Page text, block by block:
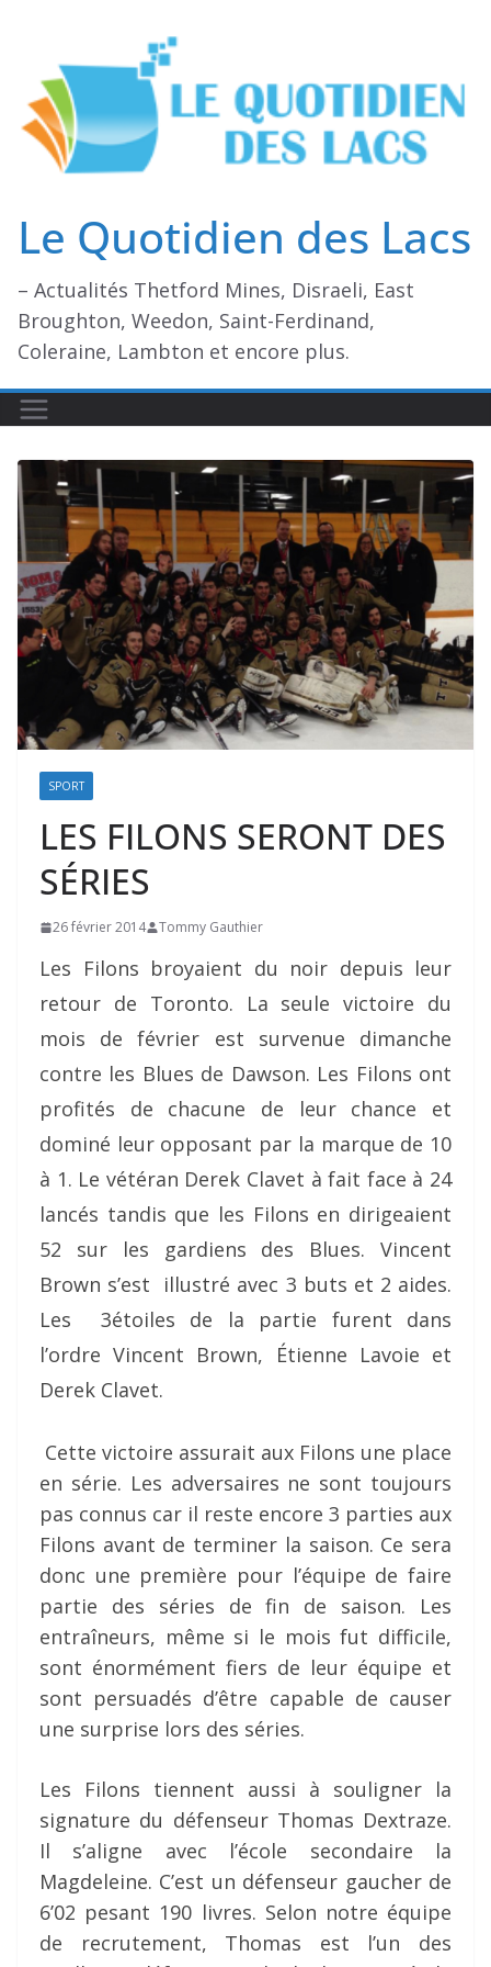
contenu
Le Quotidien des Lacs
– Actualités Thetford Mines, Disraeli, East
Broughton, Weedon, Saint-Ferdinand,
Coleraine, Lambton et encore plus.
SPORT
LES FILONS SERONT DES
SÉRIES
26 février 2014 Tommy Gauthier
Les Filons broyaient du noir depuis leur
retour de Toronto. La seule victoire du
mois de février est survenue dimanche
contre les Blues de Dawson. Les Filons ont
profités de chacune de leur chance et
dominé leur opposant par la marque de 10
à 1. Le vétéran Derek Clavet à fait face à 24
lancés tandis que les Filons en dirigeaient
52 sur les gardiens des Blues. Vincent
Brown s’est illustré avec 3 buts et 2 aides.
Les 3étoiles de la partie furent dans
l’ordre Vincent Brown, Étienne Lavoie et
Derek Clavet.
Cette victoire assurait aux Filons une place
en série. Les adversaires ne sont toujours
pas connus car il reste encore 3 parties aux
Filons avant de terminer la saison. Ce sera
donc une première pour l’équipe de faire
partie des séries de fin de saison. Les
entraîneurs, même si le mois fut difficile,
sont énormément fiers de leur équipe et
sont persuadés d’être capable de causer
une surprise lors des séries.
Les Filons tiennent aussi à souligner la
signature du défenseur Thomas Dextraze.
Il s’aligne avec l’école secondaire la
Magdeleine. C’est un défenseur gaucher de
6’02 pesant 190 livres. Selon notre équipe
de recrutement, Thomas est l’un des